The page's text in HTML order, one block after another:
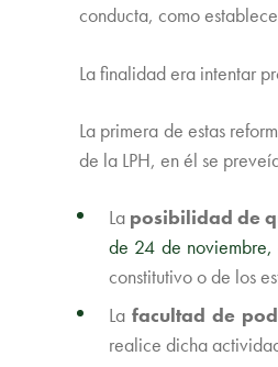
conducta, como
La finalidad era intentar
La primera de estas
de la LPH, en él se
La posibilidad de
de 24 de noviembre,
constitutivo o de los
La facultad de
realice dicha